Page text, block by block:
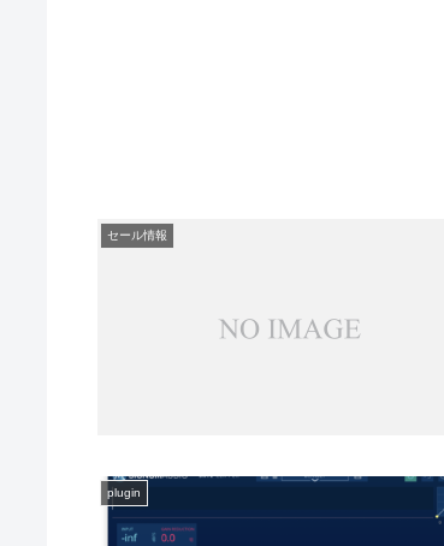
セール情報
plugin